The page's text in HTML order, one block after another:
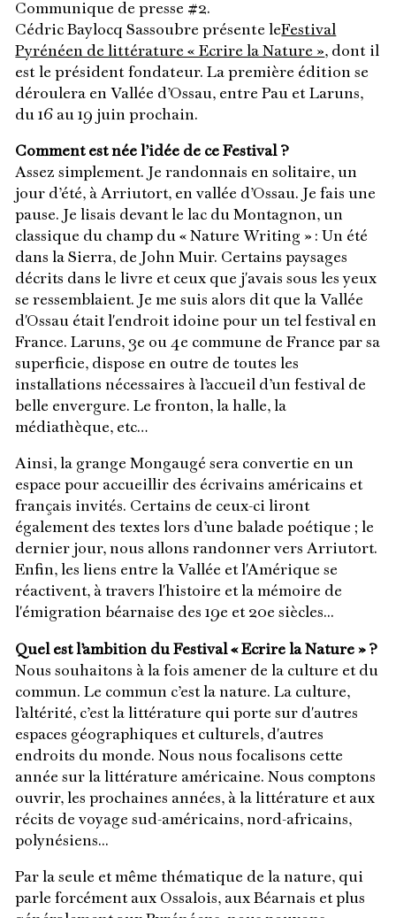
Communique de presse #2.
Cédric Baylocq Sassoubre présente leFestival
Pyrénéen de littérature « Ecrire la Nature », dont il
est le président fondateur. La première édition se
déroulera en Vallée d’Ossau, entre Pau et Laruns,
du 16 au 19 juin prochain.
Comment est née l’idée de ce Festival ?
Assez simplement. Je randonnais en solitaire, un
jour d’été, à Arriutort, en vallée d’Ossau. Je fais une
pause. Je lisais devant le lac du Montagnon, un
classique du champ du « Nature Writing » : Un été
dans la Sierra, de John Muir. Certains paysages
décrits dans le livre et ceux que j'avais sous les yeux
se ressemblaient. Je me suis alors dit que la Vallée
d'Ossau était l'endroit idoine pour un tel festival en
France. Laruns, 3e ou 4e commune de France par sa
superficie, dispose en outre de toutes les
installations nécessaires à l’accueil d’un festival de
belle envergure. Le fronton, la halle, la
médiathèque, etc…
Ainsi, la grange Mongaugé sera convertie en un
espace pour accueillir des écrivains américains et
français invités. Certains de ceux-ci liront
également des textes lors d’une balade poétique ; le
dernier jour, nous allons randonner vers Arriutort.
Enfin, les liens entre la Vallée et l'Amérique se
réactivent, à travers l'histoire et la mémoire de
l'émigration béarnaise des 19e et 20e siècles...
Quel est l’ambition du Festival « Ecrire la Nature » ?
Nous souhaitons à la fois amener de la culture et du
commun. Le commun c’est la nature. La culture,
l’altérité, c’est la littérature qui porte sur d'autres
espaces géographiques et culturels, d'autres
endroits du monde. Nous nous focalisons cette
année sur la littérature américaine. Nous comptons
ouvrir, les prochaines années, à la littérature et aux
récits de voyage sud-américains, nord-africains,
polynésiens...
Par la seule et même thématique de la nature, qui
parle forcément aux Ossalois, aux Béarnais et plus